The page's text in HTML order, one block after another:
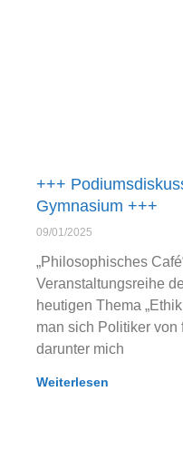
+++
Gymnasium +++
09/01/2025
„Philosophisches
Veranstaltungsreihe
heutigen Thema
man sich Politiker von
darunter mich
Weiterlesen